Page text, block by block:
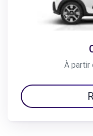
À partir